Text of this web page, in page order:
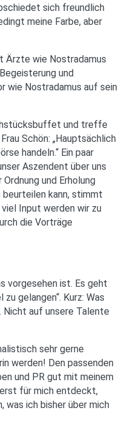
sich freundlich
meine Farbe, aber
Ärzte wie Nostradamus
und
wie Nostradamus auf sein
und treffe
Schön: „Hauptsächlich
handeln.“ Ein paar
Aszendent über uns
und Erholung
beurteilen kann, stimmt
Input werden wir zu
die Vorträge
vorgesehen ist. Es geht
gelangen“. Kurz: Was
Nicht auf unsere Talente
sehr gerne
werden! Den passenden
und PR gut mit meinem
erst für mich entdeckt,
was ich bisher über mich